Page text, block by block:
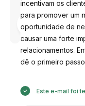
Desenhado
por
Anastasiia
incentivam os
para promover um
oportunidade de
causar uma forte
relacionamentos.
dê o primeiro
Este e-mail foi